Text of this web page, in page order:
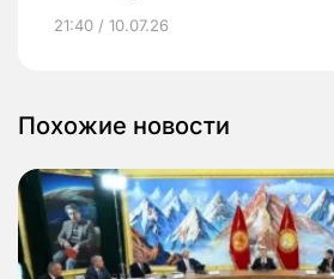
21:40 / 10.07.26
Похожие новости